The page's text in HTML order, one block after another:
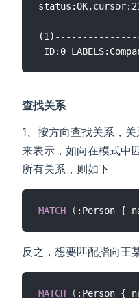
查找关系
1、按方向查找关系，
来表示，如向在模式中
所有关系，则如下
MATCH ( :Person {
反之，想要匹配指向王
MATCH ( :Person {